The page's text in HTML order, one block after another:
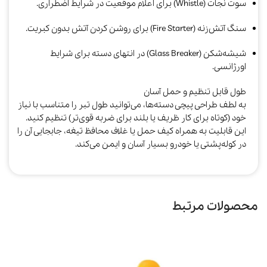
سوت نجات (Whistle) برای اعلام موقعیت در شرایط اضطراری.
سنگ آتش‌زنه (Fire Starter) برای روشن کردن آتش بدون کبریت.
شیشه‌شکن (Glass Breaker) در انتهای دسته برای شرایط
اورژانسی.​
طول قابل تنظیم و حمل آسان
به لطف طراحی پیچی دسته‌ها، می‌توانید طول تبر را متناسب با نیاز
خود (کوتاه برای کار ظریف یا بلند برای ضربه قوی‌تر) تنظیم کنید.
این قابلیت به همراه کیف حمل یا غلاف محافظ تیغه، جابجایی آن را
در کوله‌پشتی یا خودرو بسیار آسان و ایمن می‌کند.​
محصولات مرتبط